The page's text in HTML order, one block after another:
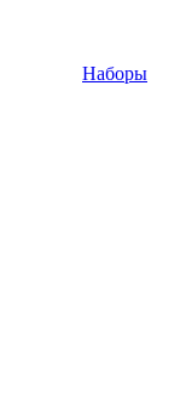
Наборы